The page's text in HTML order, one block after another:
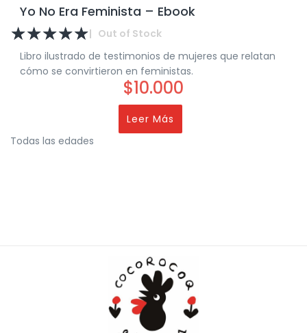
Yo No Era Feminista – Ebook
☆☆☆☆☆| Out of Stock
Libro ilustrado de testimonios de mujeres que relatan
cómo se convirtieron en feministas.
$10.000
Leer Más
Todas las edades